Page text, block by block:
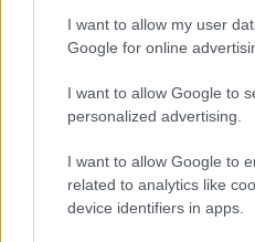
I want to allow my user
Google for online
I want to allow Google to
personalized advertising.
I want to allow Google to
related to analytics like
device identifiers in apps.
IL PIÙ